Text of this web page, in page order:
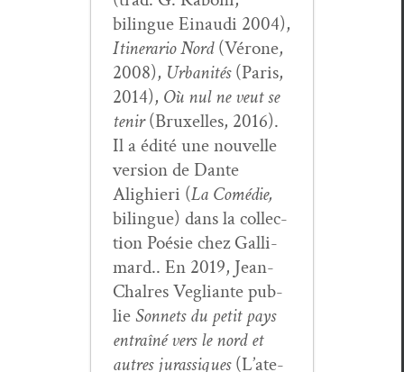
bilingue Ein­au­di 2004),
Itin­er­ario Nord(Vérone,
2008), Urban­ités(Paris,
2014), Où nul ne veut se
tenir(Brux­elles, 2016).
Il a édité une nou­velle
ver­sion de Dante
Alighieri (La Comédie,
bilingue) dans la col­lec­
tion Poésie chez Gal­li­
mard.. En 2019, Jean-
Chal­res Veg­liante pub­
lie Son­nets du petit pays
entraîné vers le nord et
autres juras­siques(L’ate­